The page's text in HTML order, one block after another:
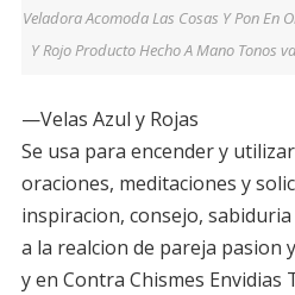
Veladora Acomoda Las Cosas Y Pon En
Y Rojo Producto Hecho A Mano Tonos
—Velas Azul y Rojas
Se usa para encender y
oraciones, meditaciones y
inspiracion, consejo,
a la realcion de pareja pasion
y en Contra Chismes Envidias